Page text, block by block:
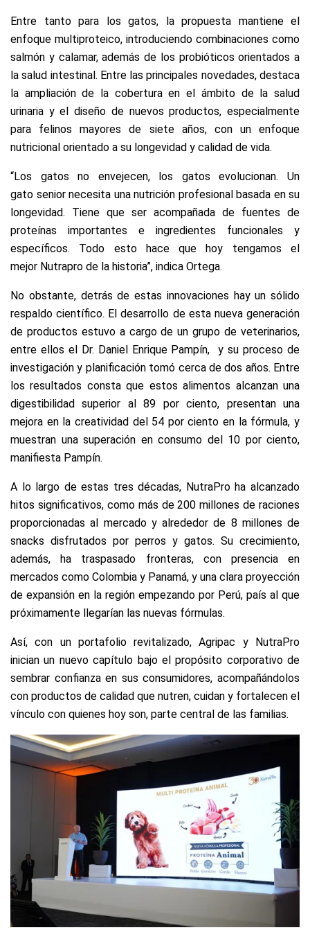
Entre tanto para los gatos, la propuesta mantiene el
enfoque multiproteico, introduciendo combinaciones como
salmón y calamar, además de los probióticos orientados a
la salud intestinal. Entre las principales novedades, destaca
la ampliación de la cobertura en el ámbito de la salud
urinaria y el diseño de nuevos productos, especialmente
para felinos mayores de siete años, con un enfoque
nutricional orientado a su longevidad y calidad de vida.
“Los gatos no envejecen, los gatos evolucionan. Un
gato senior necesita una nutrición profesional basada en su
longevidad. Tiene que ser acompañada de fuentes de
proteínas importantes e ingredientes funcionales y
específicos. Todo esto hace que hoy tengamos el
mejor Nutrapro de la historia”, indica Ortega.
No obstante, detrás de estas innovaciones hay un sólido
respaldo científico. El desarrollo de esta nueva generación
de productos estuvo a cargo de un grupo de veterinarios,
entre ellos el Dr. Daniel Enrique Pampín, y su proceso de
investigación y planificación tomó cerca de dos años. Entre
los resultados consta que estos alimentos alcanzan una
digestibilidad superior al 89 por ciento, presentan una
mejora en la creatividad del 54 por ciento en la fórmula, y
muestran una superación en consumo del 10 por ciento,
manifiesta Pampín.
A lo largo de estas tres décadas, NutraPro ha alcanzado
hitos significativos, como más de 200 millones de raciones
proporcionadas al mercado y alrededor de 8 millones de
snacks disfrutados por perros y gatos. Su crecimiento,
además, ha traspasado fronteras, con presencia en
mercados como Colombia y Panamá, y una clara proyección
de expansión en la región empezando por Perú, país al que
próximamente llegarían las nuevas fórmulas.
Así, con un portafolio revitalizado, Agripac y NutraPro
inician un nuevo capítulo bajo el propósito corporativo de
sembrar confianza en sus consumidores, acompañándolos
con productos de calidad que nutren, cuidan y fortalecen el
vínculo con quienes hoy son, parte central de las familias.